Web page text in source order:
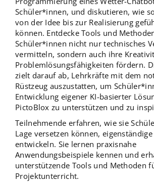
Schüler*innen, und diskutieren, wie
von der Idee bis zur Realisierung
können. Entdecke Tools und
Schüler*innen nicht nur technisches
vermitteln, sondern auch ihre
Problemlösungsfähigkeiten fördern.
zielt darauf ab, Lehrkräfte mit dem
Rüstzeug auszustatten, um
Entwicklung eigener KI-basierter
PictoBlox zu unterstützen und zu
Teilnehmende erfahren, wie sie
Lage versetzen können,
entwickeln. Sie lernen praxisnahe
Anwendungsbeispiele kennen und
unterstützende Tools und Methoden
Projektunterricht.